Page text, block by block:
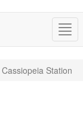
Cassiopeia Station